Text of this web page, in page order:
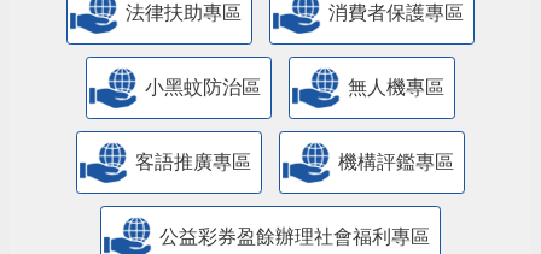
法律扶助專區 消費者保護專區
小黑蚊防治區 無人機專區
客語推廣專區 機構評鑑專區
公益彩券盈餘辦理社會福利專區